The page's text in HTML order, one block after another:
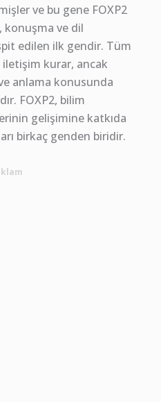
ve bu gene FOXP2
konuşma ve dil
edilen ilk gendir. Tüm
kurar, ancak
anlama konusunda
FOXP2, bilim
gelişimine katkıda
birkaç genden biridir.